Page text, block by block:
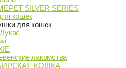
SILVER SERIES
кошек
для кошек
лакомства
КОШКА